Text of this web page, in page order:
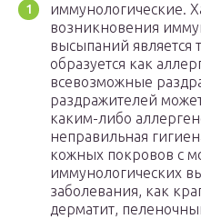
иммунологические.
возникновения
высыпаний является
образуется как
всевозможные
раздражителей
каким-либо
неправильная
кожных покровов с
иммунологических
заболевания, как
дерматит,